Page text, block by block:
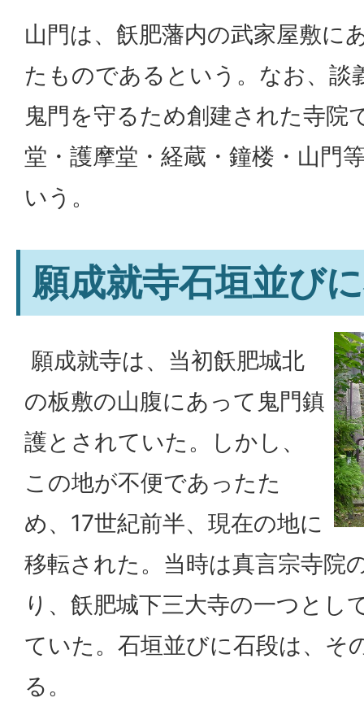
山門は、飫肥藩内の武家屋敷に
たものであるという。なお、談
鬼門を守るため創建された寺院
堂・護摩堂・経蔵・鐘楼・山門
いう。
願成就寺石垣並び
願成就寺は、当初飫肥城北
の板敷の山腹にあって鬼門鎮
護とされていた。しかし、
この地が不便であったた
め、17世紀前半、現在の地に
移転された。当時は真言宗寺院
り、飫肥城下三大寺の一つとし
ていた。石垣並びに石段は、そ
る。